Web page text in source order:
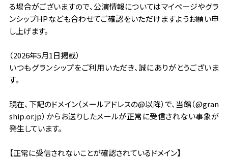
る場合がございますので、公演情報についてはマイページやグラ
ンシップHPなども合わせてご確認をいただけますようお願い申
し上げます。
（2026年5月1日掲載）
いつもグランシップをご利用いただき、誠にありがとうございま
す。
現在、下記のドメイン（メールアドレスの@以降）で、当館（@gran
ship.or.jp）からお送りしたメールが正常に受信されない事象が
発生しています。
【正常に受信されないことが確認されているドメイン】